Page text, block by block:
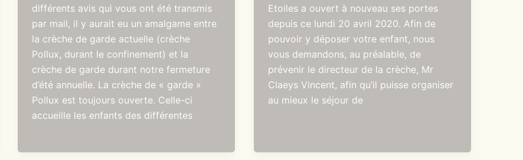
différents avis qui vous ont été transmis
par mail, il y aurait eu un amalgame entre
la crèche de garde actuelle (crèche
Pollux, durant le confinement) et la
crèche de garde durant notre fermeture
d’été annuelle. La crèche de « garde »
Pollux est toujours ouverte. Celle-ci
accueille les enfants des différentes
Etoiles a ouvert à nouveau ses portes
depuis ce lundi 20 avril 2020. Afin de
pouvoir y déposer votre enfant, nous
vous demandons, au préalable, de
prévenir le directeur de la crèche, Mr
Claeys Vincent, afin qu’il puisse organiser
au mieux le séjour de